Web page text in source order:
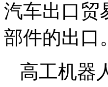
汽车出口贸
部件的出口。
高工机器